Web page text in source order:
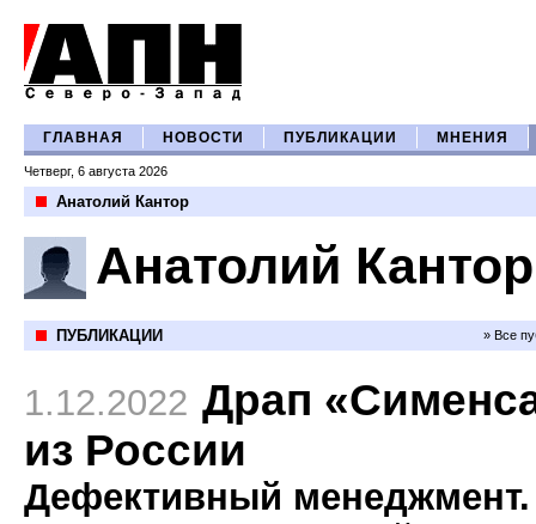
ГЛАВНАЯ НОВОСТИ ПУБЛИКАЦИИ МНЕНИЯ
Четверг, 6 августа 2026
Анатолий Кантор
Анатолий Кантор
ПУБЛИКАЦИИ » Все
1.12.2022 Драп
из России
Дефективный менеджмент.